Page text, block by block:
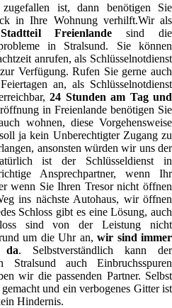
ist, dann benötigen Sie
in Ihre Wohnung verhilft.Wir als
Freienlande sind die
in Stralsund. Sie können
anrufen, als Schlüsselnotdienst
Verfügung. Rufen Sie gerne auch
an, als Schlüsselnotdienst
24 Stunden am Tag und
in Freienlande benötigen Sie
wohnen, diese Vorgehensweise
ja kein Unberechtigter Zugang zu
ansonsten würden wir uns der
ist der Schlüsseldienst in
Ansprechpartner, wenn Ihr
wenn Sie Ihren Tresor nicht öffnen
ins nächste Autohaus, wir öffnen
Schloss gibt es eine Lösung, auch
sind von der Leistung nicht
rund um die Uhr an,wir sind immer
. Selbstverständlich kann der
Stralsund auch Einbruchsspuren
wir die passenden Partner. Selbst
und ein verbogenes Gitter ist
Hindernis.